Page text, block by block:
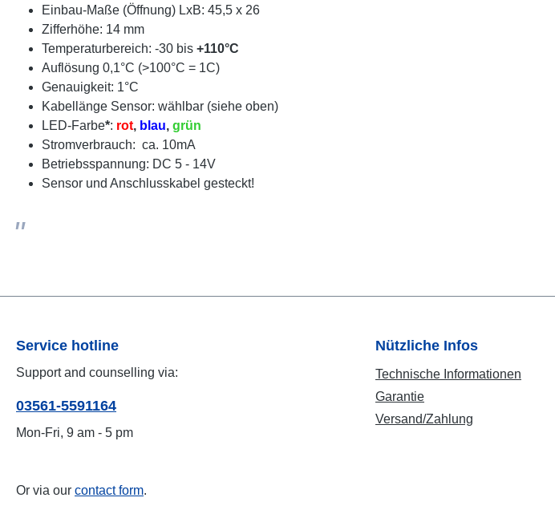
Einbau-Maße (Öffnung) LxB: 45,5 x 26
Zifferhöhe: 14 mm
Temperaturbereich: -30 bis +110°C
Auflösung 0,1°C (>100°C = 1C)
Genauigkeit: 1°C
Kabellänge Sensor: wählbar (siehe oben)
LED-Farbe*: rot, blau, grün
Stromverbrauch: ca. 10mA
Betriebsspannung: DC 5 - 14V
Sensor und Anschlusskabel gesteckt!
Service hotline
Support and counselling via:
03561-5591164
Mon-Fri, 9 am - 5 pm
Or via our contact form.
Nützliche Infos
Technische Informationen
Garantie
Versand/Zahlung